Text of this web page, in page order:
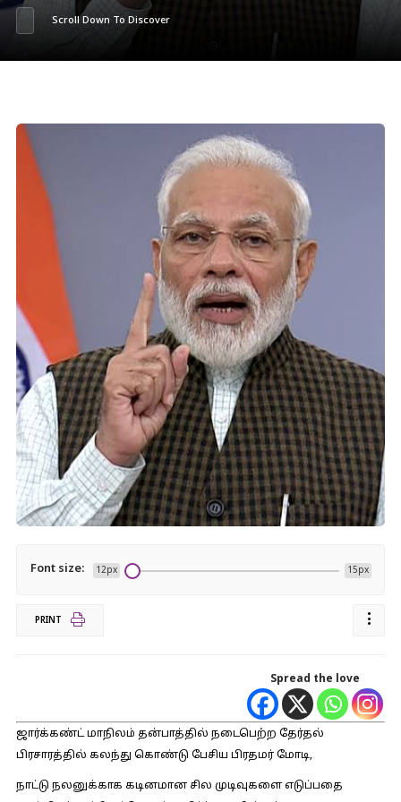
Scroll Down To Discover
Font size: 12px 15px
PRINT
Spread the love
ஜார்க்கண்ட் மாநிலம் தன்பாத்தில் நடைபெற்ற தேர்தல்
பிரசாரத்தில் கலந்து கொண்டு பேசிய பிரதமர் மோடி,
நாட்டு நலனுக்காக கடினமான சில முடிவுகளை எடுப்பதை